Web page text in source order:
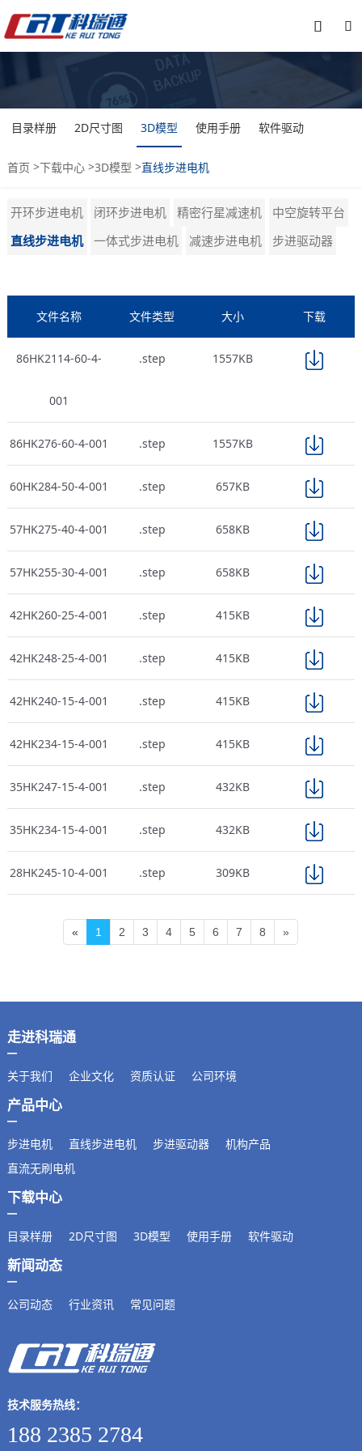


目录样册 2D尺寸图 3D模型 使用手册 软件驱动
首页 >下载中心>3D模型 >直线步进电机
开环步进电机 闭环步进电机 精密行星减速机
中空旋转平台
直线步进电机
一体式步进电机 减速步进电机 步进驱动器
文件名称 文件类型 大小 下载
86HK2114-60-4-
001
.step 1557KB
86HK276-60-4-001 .step 1557KB
60HK284-50-4-001 .step 657KB
57HK275-40-4-001 .step 658KB
57HK255-30-4-001 .step 658KB
42HK260-25-4-001 .step 415KB
42HK248-25-4-001 .step 415KB
42HK240-15-4-001 .step 415KB
42HK234-15-4-001 .step 415KB
35HK247-15-4-001 .step 432KB
35HK234-15-4-001 .step 432KB
28HK245-10-4-001 .step 309KB
« 1 2 3 4 5 6 7 8 »
走进科瑞通
关于我们 企业文化 资质认证 公司环境
产品中心
步进电机 直线步进电机 步进驱动器
机构产品
直流无刷电机
下载中心
目录样册 2D尺寸图 3D模型 使用手册 软件驱动
新闻动态
公司动态 行业资讯 常见问题
技术服务热线：
188 2385 2784